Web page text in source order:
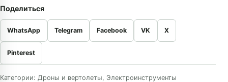
Поделиться
WhatsApp Telegram Facebook VK X
Pinterest
Категории: Дроны и вертолеты, Электроинструменты